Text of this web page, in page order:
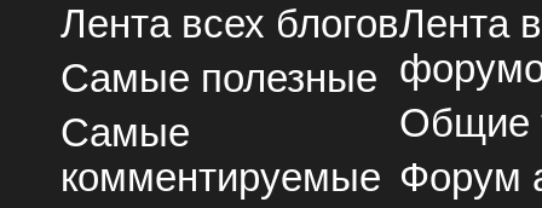
Лента всех блогов
Самые полезные
Самые
комментируемые
Лента
Общие
Форум